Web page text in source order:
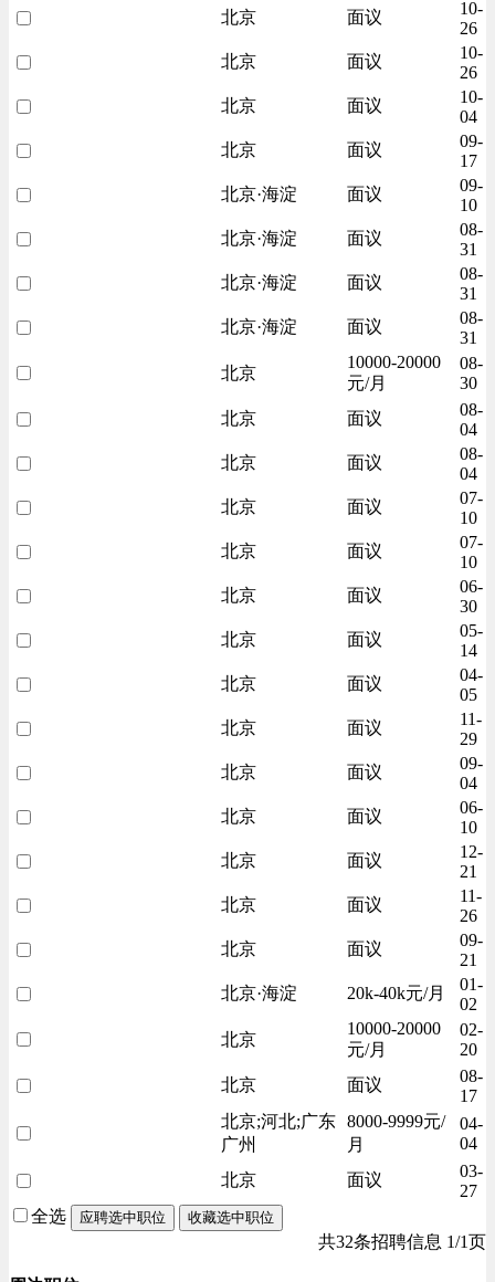
北京
面议
10-
26
北京
面议
10-
26
北京
面议
10-
04
北京
面议
09-
17
北京·海淀
面议
09-
10
北京·海淀
面议
08-
31
北京·海淀
面议
08-
31
北京·海淀
面议
08-
31
北京
10000-20000
元/月
08-
30
北京
面议
08-
04
北京
面议
08-
04
北京
面议
07-
10
北京
面议
07-
10
北京
面议
06-
30
北京
面议
05-
14
北京
面议
04-
05
北京
面议
11-
29
北京
面议
09-
04
北京
面议
06-
10
北京
面议
12-
21
北京
面议
11-
26
北京
面议
09-
21
北京·海淀
20k-40k元/月
01-
02
北京
10000-20000
元/月
02-
20
北京
面议
08-
17
北京;河北;广东
广州
8000-9999元/
月
04-
04
北京
面议
03-
27
全选
应聘选中职位 收藏选中职位
共32条招聘信息 1/1页